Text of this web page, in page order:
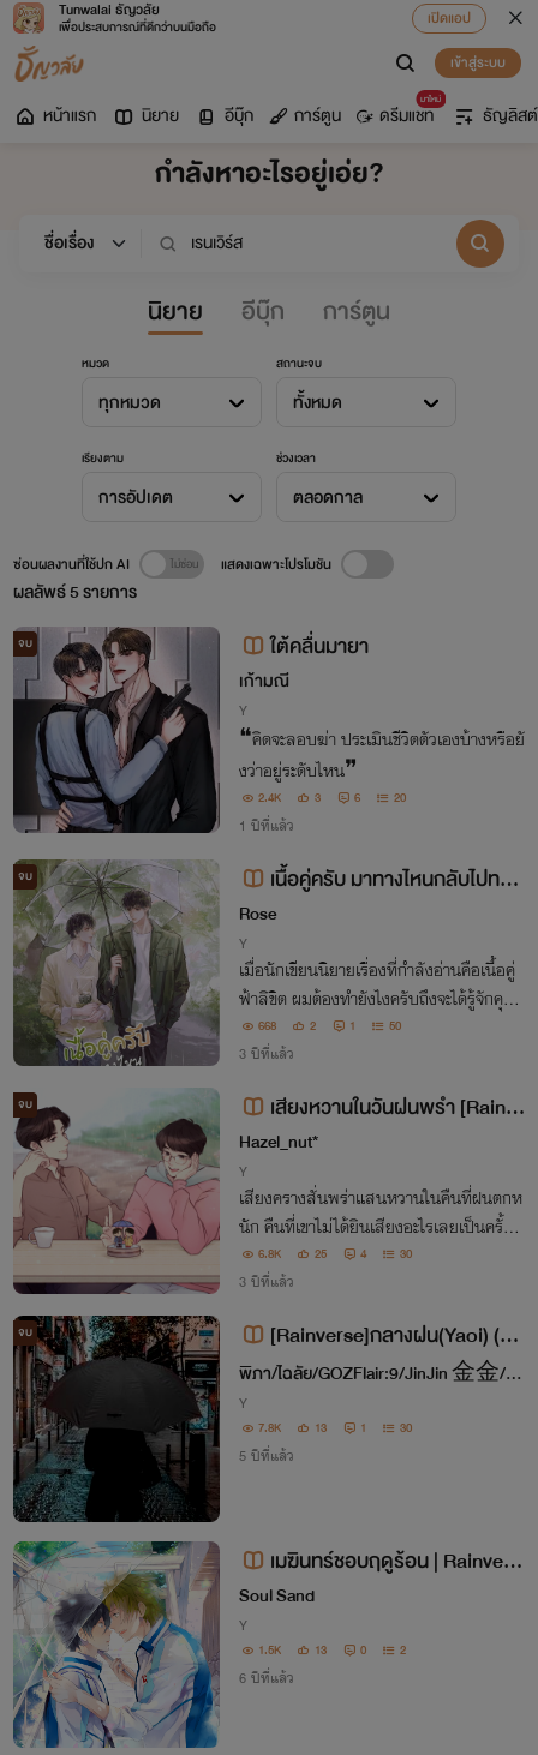
Tunwalai ธัญวลัย
เพื่อประสบการณ์ที่ดีกว่าบนมือถือ
เปิดแอป
เข้าสู่ระบบ
หน้าแรก นิยาย อีบุ๊ก การ์ตูน
มาใหม่
ดรีมแชท ธัญลิสต์
กำลังหาอะไรอยู่เอ่ย?
นิยาย อีบุ๊ก การ์ตูน
หมวด
ทุกหมวด
สถานะจบ
ทั้งหมด
เรียงตาม
การอัปเดต
ช่วงเวลา
ตลอดกาล
ผลลัพธ์5รายการ
ซ่อนผลงานที่ใช้ปก AI แสดงเฉพาะโปรโมชัน
จบ ใต้คลื่นมายา
เก้ามณี
Y
❝คิดจะลอบฆ่า ประเมินชีวิตตัวเองบ้างหรือยั
งว่าอยู่ระดับไหน❞
2.4K 3 6 20
1 ปีที่แล้ว
จบ
เนื้อคู่ครับ มาทางไหนกลับไปทาง
นั้นเลย! [สนพ.Rose]
Rose
Y
เมื่อนักเขียนนิยายเรื่องที่กำลังอ่านคือเนื้อคู่
ฟ้าลิขิต ผมต้องทำยังไงครับถึงจะได้รู้จักคุณ
[Rainverse] / ผู้แต่ง : สามหนึ่งสองหนึ่ง
668 2 1 50
3 ปีที่แล้ว
จบ
เสียงหวานในวันฝนพรำ [Rainve
rse]
Hazel_nut*
Y
เสียงครางสั่นพร่าแสนหวานในคืนที่ฝนตกห
นัก คืนที่เขาไม่ได้ยินเสียงอะไรเลยเป็นครั้งแ
รก เสียงนั้นช่างแผ่วเบา... แต่กลับเขย่าหัวใ
จของเขาให้สั่นคลอนอย่างรุนแรง!
6.8K 25 4 30
3 ปีที่แล้ว
จบ
[Rainverse]กลางฝน(Yaoi) (จบ
-รอรีไรท์)
พิภา/ไฉลัย/GOZFlair:9/JinJin 金金/Ra
kuGaki 楽書
Y
7.8K 13 1 30
5 ปีที่แล้ว
เมฆินทร์ชอบฤดูร้อน | Rainvers
e
Soul Sand
Y
1.5K 13 0 2
6 ปีที่แล้ว